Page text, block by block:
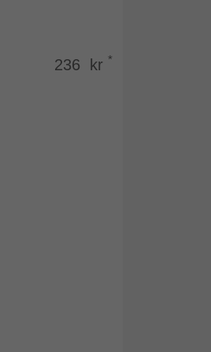
236 kr *